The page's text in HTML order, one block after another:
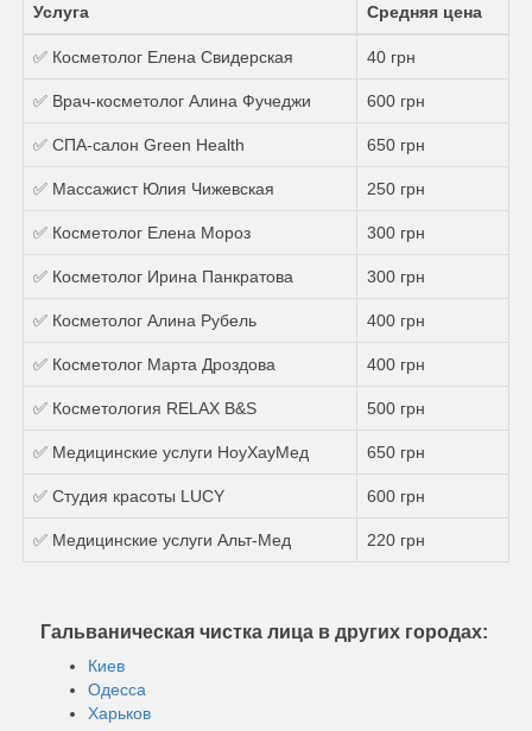
Услуга Средняя цена
✅ Косметолог Елена Свидерская 40 грн
✅ Врач-косметолог Алина Фучеджи 600 грн
✅ СПА-салон Green Health 650 грн
✅ Массажист Юлия Чижевская 250 грн
✅ Косметолог Елена Мороз 300 грн
✅ Косметолог Ирина Панкратова 300 грн
✅ Косметолог Алина Рубель 400 грн
✅ Косметолог Марта Дроздова 400 грн
✅ Косметология RELAX B&S 500 грн
✅ Медицинские услуги НоуХауМед 650 грн
✅ Студия красоты LUCY 600 грн
✅ Медицинские услуги Альт-Мед 220 грн
Гальваническая чистка лица в других городах:
Киев
Одесса
Харьков